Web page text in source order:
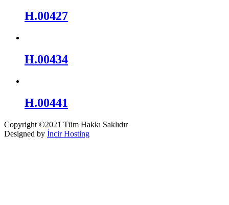
H.00427
H.00434
H.00441
Copyright ©2021 Tüm Hakkı Saklıdır
Designed by İncir Hosting